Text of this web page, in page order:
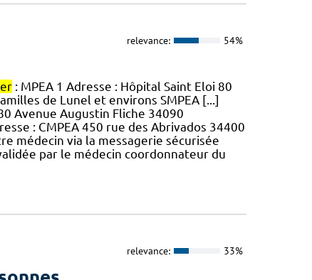
relevance: 54%
: MPEA 1 Adresse : Hôpital Saint Eloi 80
de Lunel et environs SMPEA [...]
Avenue Augustin Fliche 34090
: CMPEA 450 rue des Abrivados 34400
médecin via la messagerie sécurisée
par le médecin coordonnateur du
relevance: 33%